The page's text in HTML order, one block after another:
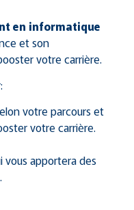
en informatique
et son
votre carrière.
votre parcours et
votre carrière.
vous apportera des